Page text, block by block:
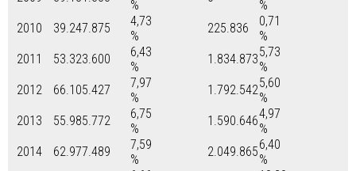
%
%
2010
39.247.875
4,73
%
225.836
0,71
%
2011
53.323.600
6,43
%
1.834.8735,73
%
2012
66.105.427
7,97
%
1.792.5425,60
%
2013
55.985.772
6,75
%
1.590.6464,97
%
2014
62.977.489
7,59
%
2.049.8656,40
%